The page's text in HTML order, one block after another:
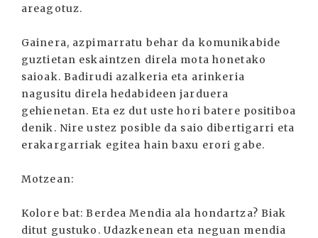
areagotuz.
Gainera, azpimarratu behar da komunikabide
guztietan eskaintzen direla mota honetako
saioak. Badirudi azalkeria eta arinkeria
nagusitu direla hedabideen jarduera
gehienetan. Eta ez dut uste hori batere positiboa
denik. Nire ustez posible da saio dibertigarri eta
erakargarriak egitea hain baxu erori gabe.
Motzean:
Kolore bat: Berdea Mendia ala hondartza? Biak
ditut gustuko. Udazkenean eta neguan mendia